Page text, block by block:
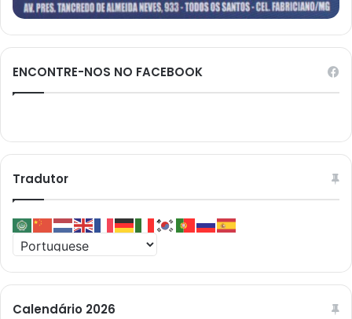
ENCONTRE-NOS NO FACEBOOK
Tradutor
Calendário 2026